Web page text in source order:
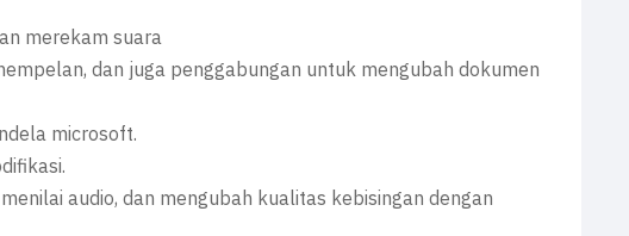
merekam suara
dan juga penggabungan untuk mengubah dokumen
microsoft.
audio, dan mengubah kualitas kebisingan dengan